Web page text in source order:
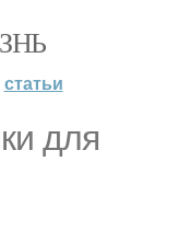
статьи
для